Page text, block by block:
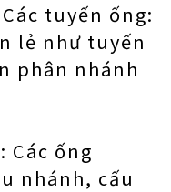
tuyến ống:
lẻ như tuyến
phân nhánh
Các ống
nhánh, cấu